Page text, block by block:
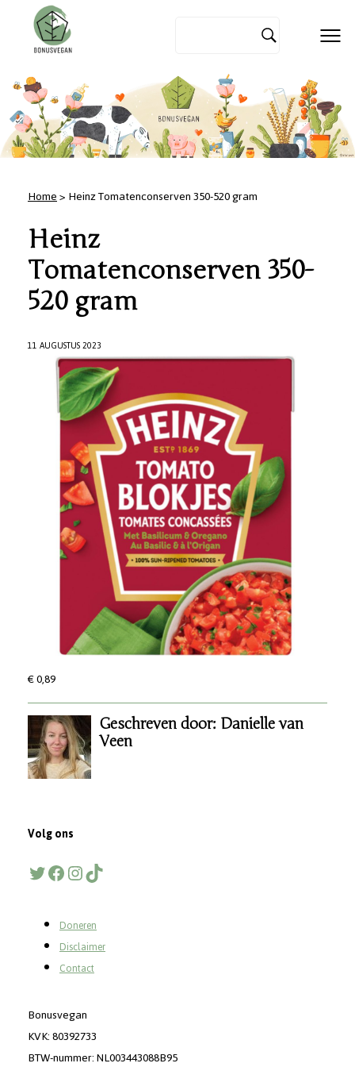
Home> Heinz Tomatenconserven 350-520 gram
Heinz
Tomatenconserven 350-
520 gram
11 AUGUSTUS 2023
€ 0,89
Geschreven door: Danielle van
Veen
Volg ons
Twitter
Facebook
Instagram
TikTok
Doneren
Disclaimer
Contact
Bonusvegan
KVK: 80392733
BTW-nummer: NL003443088B95